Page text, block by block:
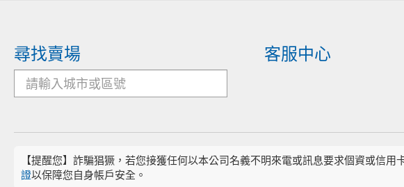
尋找賣場 客服中心
【提醒您】詐騙猖獗，若您接獲任何以本公司名義不明來電或訊息要求個資或信
證以保障您自身帳戶安全。